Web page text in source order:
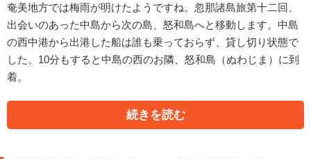
奄美地方では梅雨が明けたようですね。忽那諸島旅第十二回、
出会いのあった中島から次の島、怒和島へと移動します。中島
の西中港から出港した船は誰も乗っておらず、貸し切り状態で
した。10分もすると中島の西のお隣、怒和島（ぬわじま）に到
着。
続きを読む